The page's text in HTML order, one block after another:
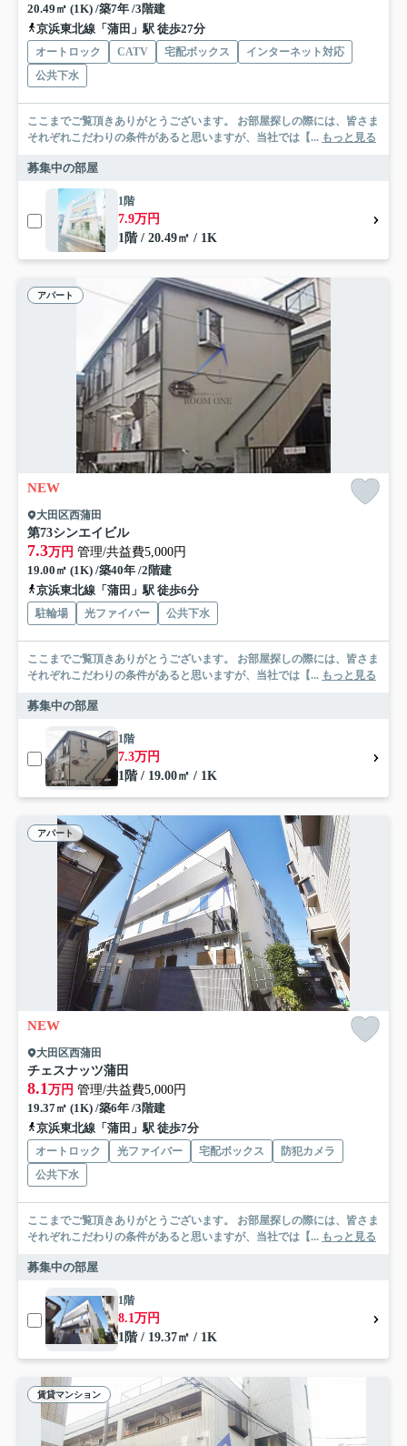
20.49㎡ (1K) /築7年 /3階建
京浜東北線「蒲田」駅 徒歩27分
オートロック CATV 宅配ボックス
インターネット対応
公共下水
ここまでご覧頂きありがとうございます。 お部屋探しの際には、皆さま
それぞれこだわりの条件があると思いますが、当社では【... もっと見る
募集中の部屋
1階
7.9万円
1階 / 20.49㎡ / 1K
アパート
NEW
大田区西蒲田
第73シンエイビル
7.3万円 管理/共益費5,000円
19.00㎡ (1K) /築40年 /2階建
京浜東北線「蒲田」駅 徒歩6分
駐輪場 光ファイバー 公共下水
ここまでご覧頂きありがとうございます。 お部屋探しの際には、皆さま
それぞれこだわりの条件があると思いますが、当社では【... もっと見る
募集中の部屋
1階
7.3万円
1階 / 19.00㎡ / 1K
アパート
NEW
大田区西蒲田
チェスナッツ蒲田
8.1万円 管理/共益費5,000円
19.37㎡ (1K) /築6年 /3階建
京浜東北線「蒲田」駅 徒歩7分
オートロック 光ファイバー 宅配ボックス
防犯カメラ
公共下水
ここまでご覧頂きありがとうございます。 お部屋探しの際には、皆さま
それぞれこだわりの条件があると思いますが、当社では【... もっと見る
募集中の部屋
1階
8.1万円
1階 / 19.37㎡ / 1K
賃貸マンション